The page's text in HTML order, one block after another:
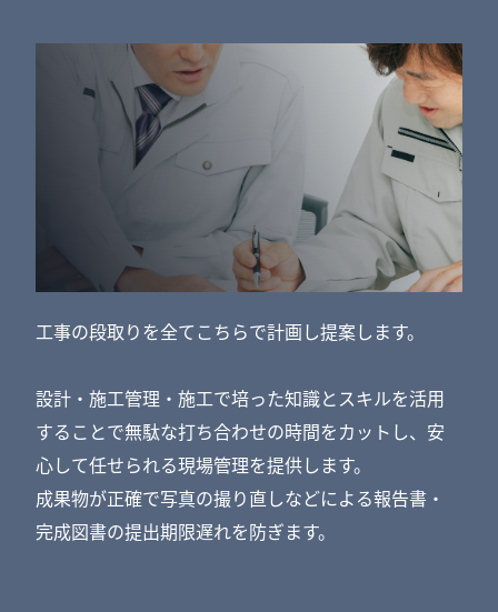
工事の段取りを全てこちらで計画し提案します。
設計・施工管理・施工で培った知識とスキルを活用
することで無駄な打ち合わせの時間をカットし、安
心して任せられる現場管理を提供します。
成果物が正確で写真の撮り直しなどによる報告書・
完成図書の提出期限遅れを防ぎます。